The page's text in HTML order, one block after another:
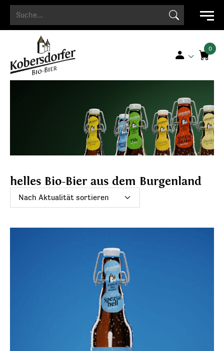
for:
Search Button
helles Bio-Bier aus dem Burgenland